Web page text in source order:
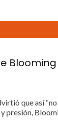
que así
presión,